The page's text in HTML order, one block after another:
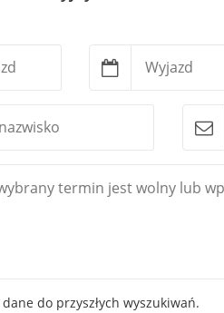
do przyszłych wyszukiwań.